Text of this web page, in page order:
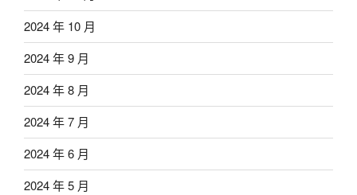
2024 年 10 月
2024 年 9 月
2024 年 8 月
2024 年 7 月
2024 年 6 月
2024 年 5 月